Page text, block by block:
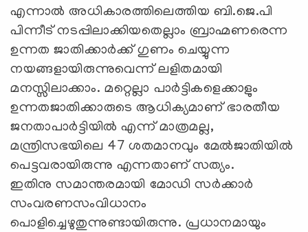
എന്നാല്‍ അധികാരത്തിലെത്തിയ ബി.ജെ.പി
പിന്നീട് നടപ്പിലാക്കിയതെല്ലാം ബ്രാഹ്മണരെന്ന
ഉന്നത ജാതിക്കാര്‍ക്ക് ഗുണം ചെയ്യുന്ന
നയങ്ങളായിരുന്നുവെന്ന് ലളിതമായി
മനസ്സിലാക്കാം. മറ്റെല്ലാ പാര്‍ട്ടികളെക്കാളും
ഉന്നതജാതിക്കാരുടെ ആധിക്യമാണ് ഭാരതീയ
ജനതാപാര്‍ട്ടിയില്‍ എന്ന് മാത്രമല്ല,
മന്ത്രിസഭയിലെ 47 ശതമാനവും മേല്‍ജാതിയില്‍
പെട്ടവരായിരുന്നു എന്നതാണ് സത്യം.
ഇതിനു സമാന്തരമായി മോഡി സര്‍ക്കാര്‍
സംവരണസംവിധാനം
പൊളിച്ചെഴുതുന്നുണ്ടായിരുന്നു. പ്രധാനമായും